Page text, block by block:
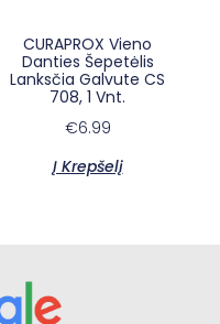
CURAPROX Vieno
Danties Šepetėlis
Lanksčia Galvute CS
708, 1 Vnt.
€6.99
Į Krepšelį